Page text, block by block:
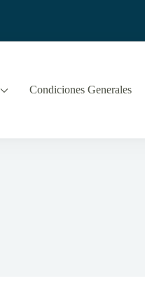
Condiciones Generales